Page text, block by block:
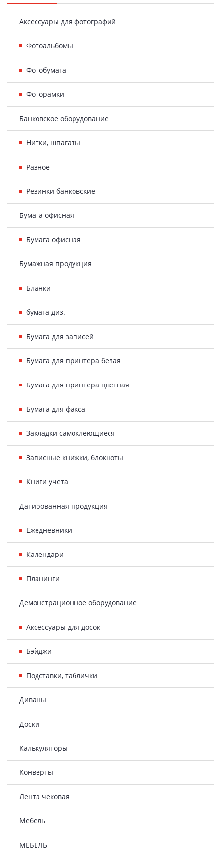
панель
Аксессуары для фотографий
Фотоальбомы
Фотобумага
Фоторамки
Банковское оборудование
Нитки, шпагаты
Разное
Резинки банковские
Бумага офисная
Бумага офисная
Бумажная продукция
Бланки
бумага диз.
Бумага для записей
Бумага для принтера белая
Бумага для принтера цветная
Бумага для факса
Закладки самоклеющиеся
Записные книжки, блокноты
Книги учета
Датированная продукция
Ежедневники
Календари
Планинги
Демонстрационное оборудование
Аксессуары для досок
Бэйджи
Подставки, таблички
Диваны
Доски
Калькуляторы
Конверты
Лента чековая
Мебель
МЕБЕЛЬ